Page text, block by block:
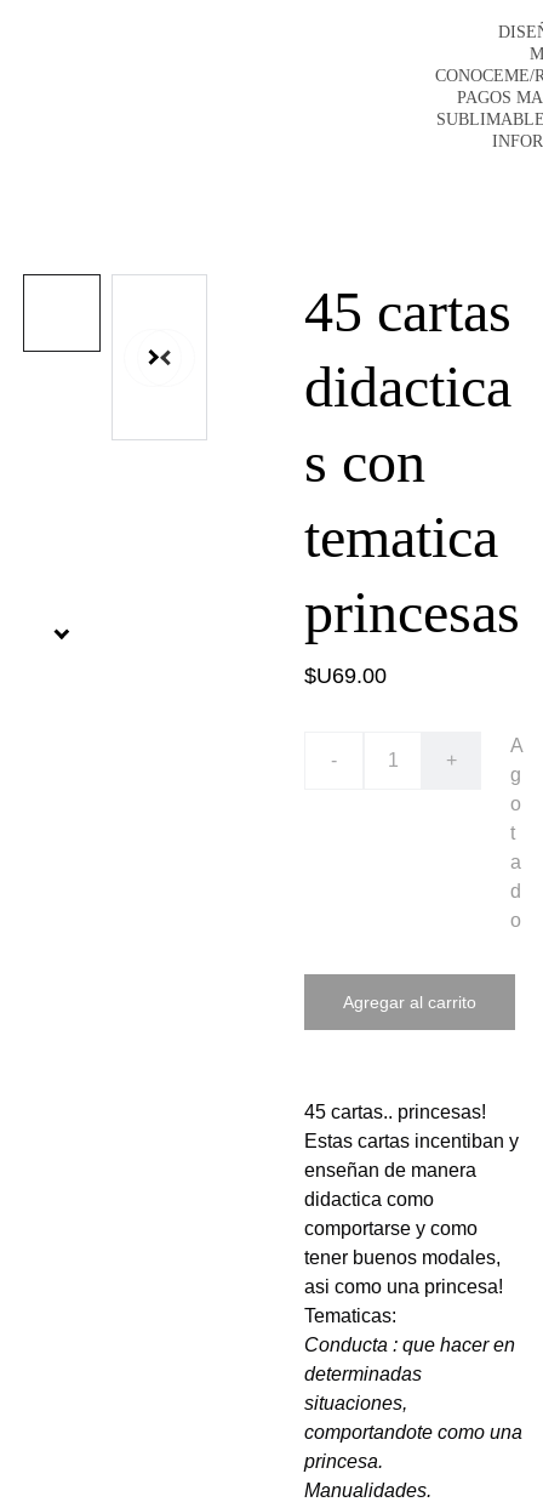
CONOCEME/
PAGOS
45 cartas
didactica
s con
tematica
princesas
$U69.00
- +
A
g
o
t
a
d
o
Agregar al carrito
45 cartas.. princesas!
Estas cartas incentiban y
enseñan de manera
didactica como
comportarse y como
tener buenos modales,
asi como una princesa!
Tematicas:
Conducta : que hacer en
determinadas
situaciones,
comportandote como una
princesa.
Manualidades.